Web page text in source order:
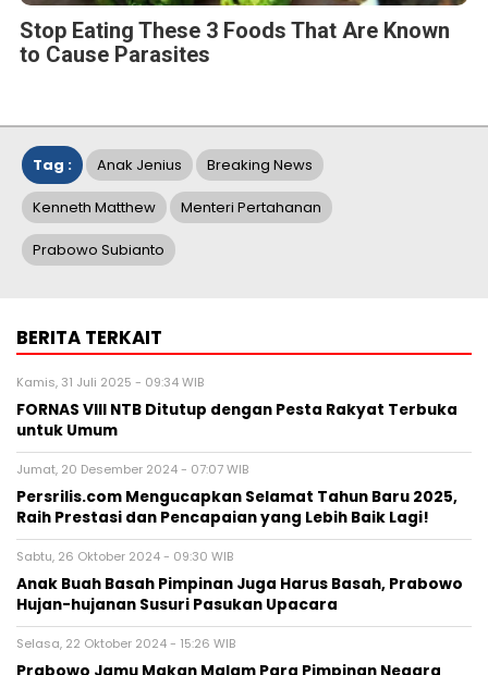
Stop Eating These 3 Foods That Are Known
to Cause Parasites
Tag : Anak Jenius Breaking News
Kenneth Matthew Menteri Pertahanan
Prabowo Subianto
BERITA TERKAIT
Kamis, 31 Juli 2025 - 09:34 WIB
FORNAS VIII NTB Ditutup dengan Pesta Rakyat Terbuka
untuk Umum
Jumat, 20 Desember 2024 - 07:07 WIB
Persrilis.com Mengucapkan Selamat Tahun Baru 2025,
Raih Prestasi dan Pencapaian yang Lebih Baik Lagi!
Sabtu, 26 Oktober 2024 - 09:30 WIB
Anak Buah Basah Pimpinan Juga Harus Basah, Prabowo
Hujan-hujanan Susuri Pasukan Upacara
Selasa, 22 Oktober 2024 - 15:26 WIB
Prabowo Jamu Makan Malam Para Pimpinan Negara